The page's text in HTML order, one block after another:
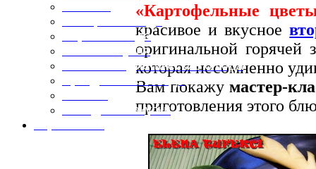
Первые блюда
Полевая кухня
Постные и диетические блюда
Праздничные блюда
Холодные закуски
«Картофельные
красивое и вкусное
оригинальной горячей
которая несомненно
Вам покажу мастер-
приготовления этого